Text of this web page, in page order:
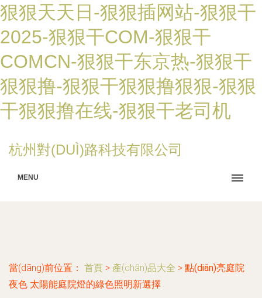
狠狠天天日-狠狠插网站-狠狠干
2025-狠狠干COM-狠狠干
COMCN-狠狠干东京热-狠狠干
狠狠撸-狠狠干狠狠撸狠狠-狠狠
干狠狠撸在线-狠狠干老司机
杭州對(DUÌ)路科技有限公司
MENU
當(dāng)前位置： 首頁 > 產(chǎn)品大全 > 點(diǎn)亮庭院
夜色 太陽能庭院燈的綠色照明新選擇